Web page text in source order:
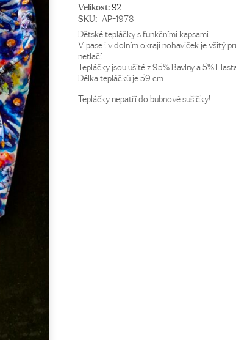
Velikost:92
SKU: AP-1978
Dětské tepláčky s funkčními kapsami.
V pase i v dolním okraji nohaviček je všitý
netlačí.
Tepláčky jsou ušité z 95% Bavlny a 5%
Délka tepláčků je 59 cm.
Tepláčky nepatří do bubnové sušičky!